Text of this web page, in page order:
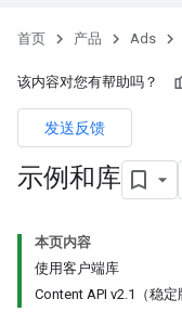
首页 产品 Ads
该内容对您有帮助吗？
发送反馈
示例和库
本页内容
使用客户端库
Content API v2.1（稳